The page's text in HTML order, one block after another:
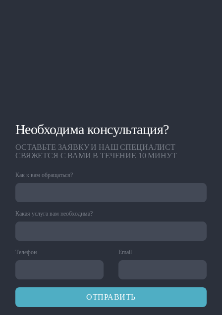
Необходима консультация?
ОСТАВЬТЕ ЗАЯВКУ И НАШ СПЕЦИАЛИСТ
СВЯЖЕТСЯ С ВАМИ В ТЕЧЕНИЕ 10 МИНУТ
Как к вам обращаться?
Какая услуга вам необходима?
Телефон Email
ОТПРАВИТЬ